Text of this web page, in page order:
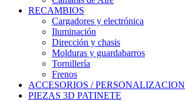
RECAMBIOS
Cargadores y electrónica
Iluminación
Dirección y chasis
Molduras y guardabarros
Tornillería
Frenos
ACCESORIOS / PERSONALIZACION
PIEZAS 3D PATINETE